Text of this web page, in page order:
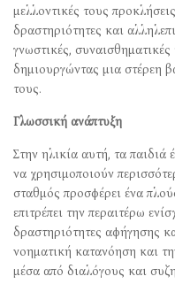
μελλοντικές τους
δραστηριότητες και
γνωστικές, συναισθηματικές
δημιουργώντας μια στέρεη
τους.
Γλωσσική ανάπτυξη
Στην ηλικία αυτή, τα
να χρησιμοποιούν
σταθμός προσφέρει ένα
επιτρέπει την περαιτέρω
δραστηριότητες αφήγησης
νοηματική κατανόηση και
μέσα από διαλόγους και